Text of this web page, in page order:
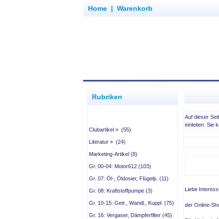
Home | Warenkorb
Rubriken
Clubartikel » (55)
Literatur » (24)
Marketing-Artikel (8)
Gr. 00-04: Motor612 (103)
Gr. 07: Öl-, Öldosier, Flügelp. (11)
Gr. 08: Kraftstoffpumpe (3)
Gr. 10-15: Getr., Wandl., Kuppl. (75)
Gr. 16: Vergaser, Dämpferfilter (45)
Auf dieser
einleiten. Sie
Liebe
der Online-